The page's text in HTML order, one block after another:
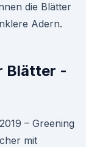
die Blätter
Adern.
Blätter -
– Greening
mit